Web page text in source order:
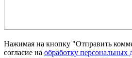
Нажимая на кнопку "Отправить
согласие на обработку персональных